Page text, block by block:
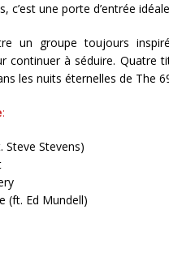
c’est une porte d’entrée
un groupe toujours
continuer à séduire. Quatre
les nuits éternelles de The
:
Stevens)
(ft. Ed Mundell)